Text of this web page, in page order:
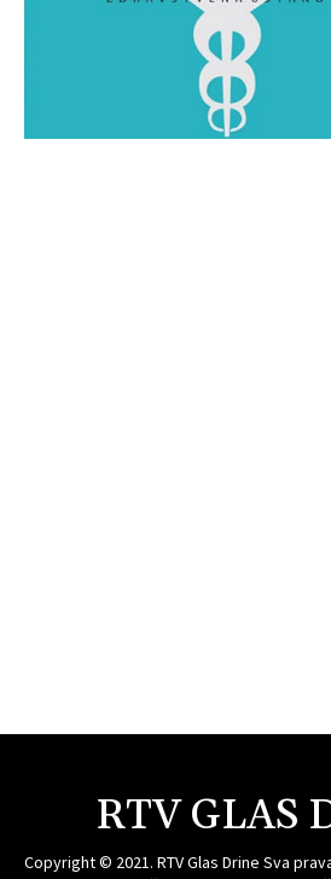
RTV GLAS
Copyright © 2021. RTV Glas Drine Sva